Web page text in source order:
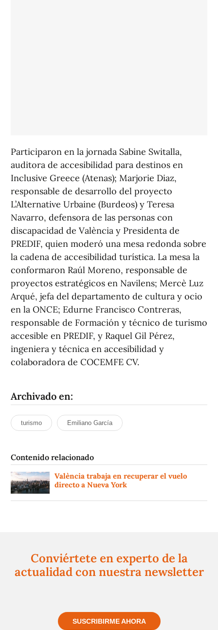
Participaron en la jornada Sabine Switalla,
auditora de accesibilidad para destinos en
Inclusive Greece (Atenas); Marjorie Diaz,
responsable de desarrollo del proyecto
L’Alternative Urbaine (Burdeos) y Teresa
Navarro, defensora de las personas con
discapacidad de València y Presidenta de
PREDIF, quien moderó una mesa redonda sobre
la cadena de accesibilidad turística. La mesa la
conformaron Raúl Moreno, responsable de
proyectos estratégicos en Navilens; Mercè Luz
Arqué, jefa del departamento de cultura y ocio
en la ONCE; Edurne Francisco Contreras,
responsable de Formación y técnico de turismo
accesible en PREDIF, y Raquel Gil Pérez,
ingeniera y técnica en accesibilidad y
colaboradora de COCEMFE CV.
Archivado en:
turismo Emiliano García
Contenido relacionado
València trabaja en recuperar el vuelo
directo a Nueva York
Conviértete en experto de la
actualidad con nuestra newsletter
SUSCRIBIRME AHORA